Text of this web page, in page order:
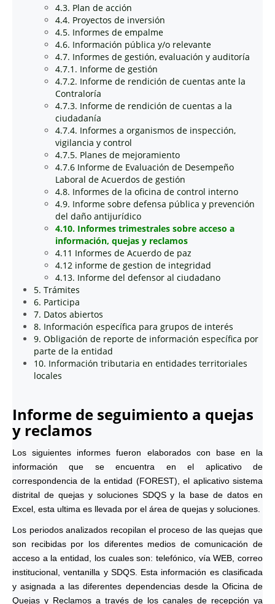
4.3. Plan de acción
4.4. Proyectos de inversión
4.5. Informes de empalme
4.6. Información pública y/o relevante
4.7. Informes de gestión, evaluación y auditoría
4.7.1. Informe de gestión
4.7.2. Informe de rendición de cuentas ante la
Contraloría
4.7.3. Informe de rendición de cuentas a la
ciudadanía
4.7.4. Informes a organismos de inspección,
vigilancia y control
4.7.5. Planes de mejoramiento
4.7.6 Informe de Evaluación de Desempeño
Laboral de Acuerdos de gestión
4.8. Informes de la oficina de control interno
4.9. Informe sobre defensa pública y prevención
del daño antijurídico
4.10. Informes trimestrales sobre acceso a
información, quejas y reclamos
4.11 Informes de Acuerdo de paz
4.12 informe de gestion de integridad
4.13. Informe del defensor al ciudadano
5. Trámites
6. Participa
7. Datos abiertos
8. Información específica para grupos de interés
9. Obligación de reporte de información específica por
parte de la entidad
10. Información tributaria en entidades territoriales
locales
Informe de seguimiento a quejas
y reclamos
Los siguientes informes fueron elaborados con base en la
información que se encuentra en el aplicativo de
correspondencia de la entidad (FOREST), el aplicativo sistema
distrital de quejas y soluciones SDQS y la base de datos en
Excel, esta ultima es llevada por el área de quejas y soluciones.
Los periodos analizados recopilan el proceso de las quejas que
son recibidas por los diferentes medios de comunicación de
acceso a la entidad, los cuales son: telefónico, vía WEB, correo
institucional, ventanilla y SDQS. Esta información es clasificada
y asignada a las diferentes dependencias desde la Oficina de
Quejas y Reclamos a través de los canales de recepción ya